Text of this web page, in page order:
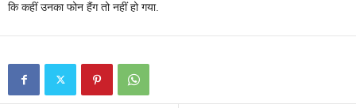
कि कहीं उनका फोन हैंग तो नहीं हो गया.